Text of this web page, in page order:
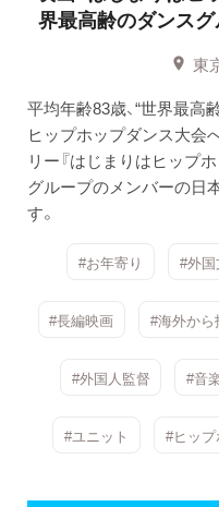
界最高齢のダンスグ
東
平均年齢83歳、“世界最
ヒップホップダンス大会
リー『はじまりはヒップ
グループのメンバーの日
す。
#お年寄り #外
#長編映画 #海外から
#外国人監督 #音
#ユニット #ヒッ